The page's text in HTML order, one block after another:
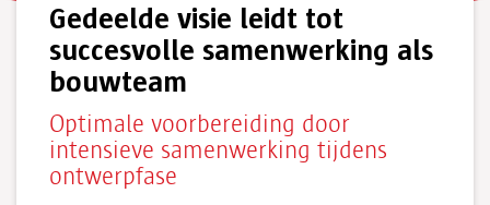
Gedeelde visie leidt tot
succesvolle samenwerking als
bouwteam
Optimale voorbereiding door
intensieve samenwerking tijdens
ontwerpfase